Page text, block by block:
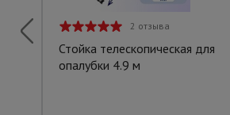
2 отзыва
Стойка телескопическая для
опалубки 4.9 м